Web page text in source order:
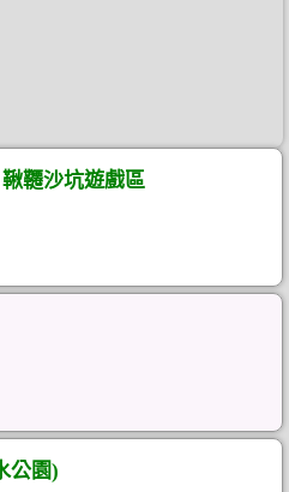
韆沙坑遊戲區
公園)